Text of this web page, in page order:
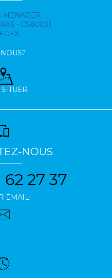
MENAGER
- CS80021
NOUS
62 27 37
EMAIL!